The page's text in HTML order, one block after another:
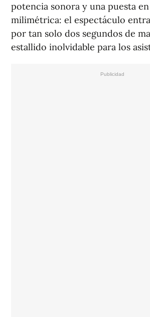
potencia sonora y una puesta
milimétrica: el espectáculo
por tan solo dos segundos de
estallido inolvidable para los